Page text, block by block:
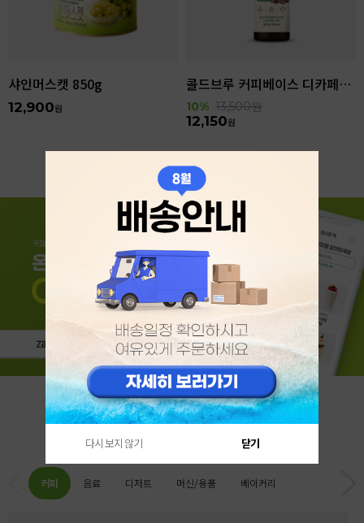
샤인머스캣 850g
12,900원
콜드브루 커피베이스 디카페인 리저브 440ml
10% 13,500원
12,150원
카테고리 베스트
커피 음료 디저트 머신/용품 베이커리
다시 보지 않기 닫기